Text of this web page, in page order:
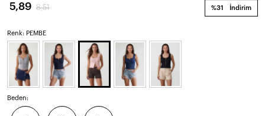
%31 İndirim
5,89 8,51
Renk: PEMBE
Beden: